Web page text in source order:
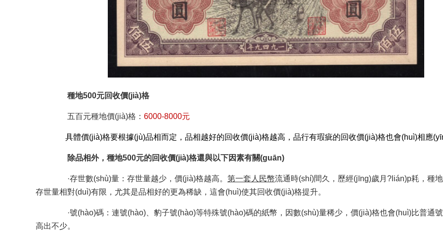
種地500元回收價(jià)格
五百元種地價(jià)格： 6000-8000元
具體價(jià)格要根據(jù)品相而定，品相越好的回收價(jià)格越高，品行有瑕疵的回收價(jià)格也會(huì)相應
除品相外，種地500元的回收價(jià)格還與以下因素有關(guān)
·存世數(shù)量：存世量越少，價(jià)格越高。 第一套人民幣流通時(shí)間久，歷經(jīng)歲月?lián)p耗，種
存世量相對(duì)有限，尤其是品相好的更為稀缺，這會(huì)使其回收價(jià)格提升。
·號(hào)碼：連號(hào)、豹子號(hào)等特殊號(hào)碼的紙幣，因數(shù)量稀少，價(jià)格也會(huì)比普通
高出不少。